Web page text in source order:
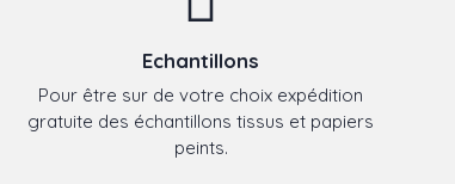
Echantillons
Pour être sur de votre choix expédition
gratuite des échantillons tissus et papiers
peints.